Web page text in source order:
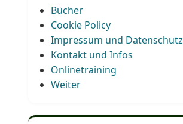
Bücher
Cookie Policy
Impressum und Datenschutz
Kontakt und Infos
Onlinetraining
Weiter